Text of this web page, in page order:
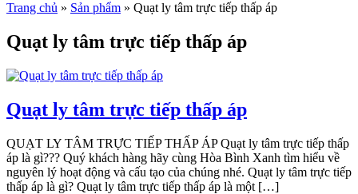
Trang chủ » Sản phẩm » Quạt ly tâm trực tiếp thấp áp
Quạt ly tâm trực tiếp thấp áp
Quạt ly tâm trực tiếp thấp áp
QUẠT LY TÂM TRỰC TIẾP THẤP ÁP Quạt ly tâm trực tiếp thấp
áp là gì??? Quý khách hàng hãy cùng Hòa Bình Xanh tìm hiểu về
nguyên lý hoạt động và cấu tạo của chúng nhé. Quạt ly tâm trực tiếp
thấp áp là gì? Quạt ly tâm trực tiếp thấp áp là một […]